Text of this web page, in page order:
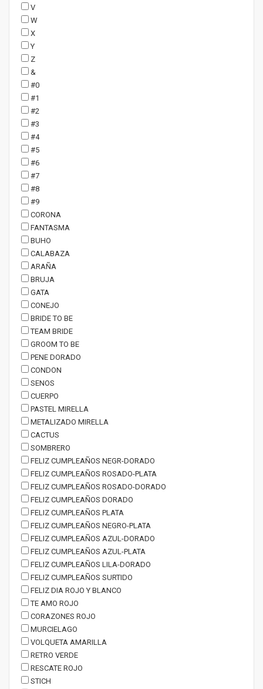
V
W
X
Y
Z
&
#0
#1
#2
#3
#4
#5
#6
#7
#8
#9
CORONA
FANTASMA
BUHO
CALABAZA
ARAÑA
BRUJA
GATA
CONEJO
BRIDE TO BE
TEAM BRIDE
GROOM TO BE
PENE DORADO
CONDON
SENOS
CUERPO
PASTEL MIRELLA
METALIZADO MIRELLA
CACTUS
SOMBRERO
FELIZ CUMPLEAÑOS NEGR-DORADO
FELIZ CUMPLEAÑOS ROSADO-PLATA
FELIZ CUMPLEAÑOS ROSADO-DORADO
FELIZ CUMPLEAÑOS DORADO
FELIZ CUMPLEAÑOS PLATA
FELIZ CUMPLEAÑOS NEGRO-PLATA
FELIZ CUMPLEAÑOS AZUL-DORADO
FELIZ CUMPLEAÑOS AZUL-PLATA
FELIZ CUMPLEAÑOS LILA-DORADO
FELIZ CUMPLEAÑOS SURTIDO
FELIZ DIA ROJO Y BLANCO
TE AMO ROJO
CORAZONES ROJO
MURCIELAGO
VOLQUETA AMARILLA
RETRO VERDE
RESCATE ROJO
STICH